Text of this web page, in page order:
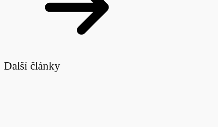
Další články